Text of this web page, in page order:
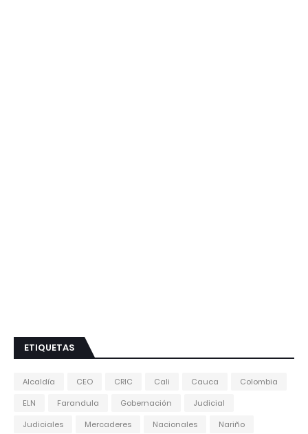
ETIQUETAS
Alcaldía CEO CRIC Cali Cauca
Colombia
ELN
Farandula Gobernación
Judicial
Judiciales
Mercaderes Nacionales Nariño